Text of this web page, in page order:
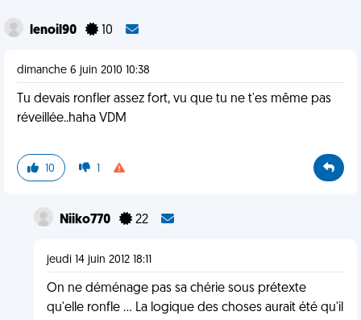
lenoil90 10
dimanche 6 juin 2010 10:38
Tu devais ronfler assez fort, vu que tu ne t'es même pas
réveillée..haha VDM
10 1
Niiko770 22
jeudi 14 juin 2012 18:11
On ne déménage pas sa chérie sous prétexte
qu'elle ronfle ... La logique des choses aurait été qu'il